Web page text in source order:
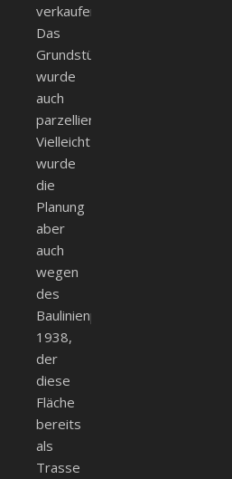
verkaufen.
Das
Grundstück
wurde
auch
parzelliert.
Vielleicht
wurde
die
Planung
aber
auch
wegen
des
Baulinienplans
1938,
der
diese
Fläche
bereits
als
Trasse